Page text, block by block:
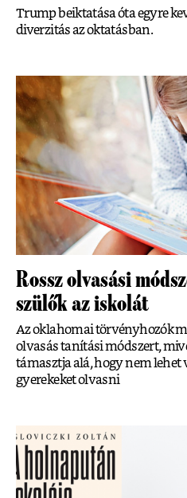
Trump beiktatása óta egyre
diverzitás az oktatásban.
Rossz olvasási
szülők az iskolát
Az oklahomai törvényhozók
olvasás tanítási módszert,
támasztja alá, hogy nem lehet
gyerekeket olvasni